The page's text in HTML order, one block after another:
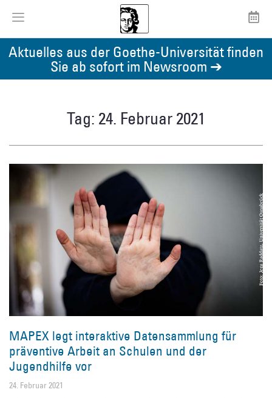
Aktuelles aus der Goethe-Universität finden
Sie ab sofort im Newsroom ➔
Tag: 24. Februar 2021
MAPEX legt interaktive Datensammlung für
präventive Arbeit an Schulen und der
Jugendhilfe vor
24. Februar 2021